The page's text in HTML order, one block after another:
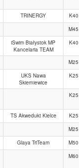
TRINERGY
K40
M45
iSwim Białystok MP
Kancelaria TEAM
K40
M25
UKS Nawa
Skierniewice
K25
K25
TS Akwedukt Kielce
K25
M25
Glaya TriTeam
M50
M60